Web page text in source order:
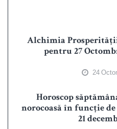
Alchimia
pentru 27
24
Horoscop
norocoasă în funcție de
21